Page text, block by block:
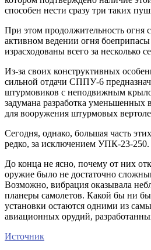
способен нести сразу три таких
При этом продолжительность огня
активном ведении огня
израсходованы всего за несколько
Из-за своих конструктивных
сильной отдачи СППУ-6
штурмовиков с неподвижным
задумана разработка уменьшенных
для вооружения штурмовых
Сегодня, однако, большая часть
редко, за исключением УПК-23-250.
До конца не ясно, почему от них
оружие было не достаточно
Возможно, вибрация оказывала
планеры самолетов. Какой бы ни
установки остаются одними из
авиационных орудий,
Источник